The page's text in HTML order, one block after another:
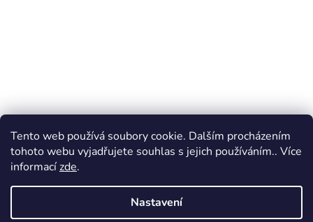
Tento web používá soubory cookie. Dalším procházením
tohoto webu vyjadřujete souhlas s jejich používáním.. Více
informacízde.
Nastavení
DARA design
Vytvořil Shoptet